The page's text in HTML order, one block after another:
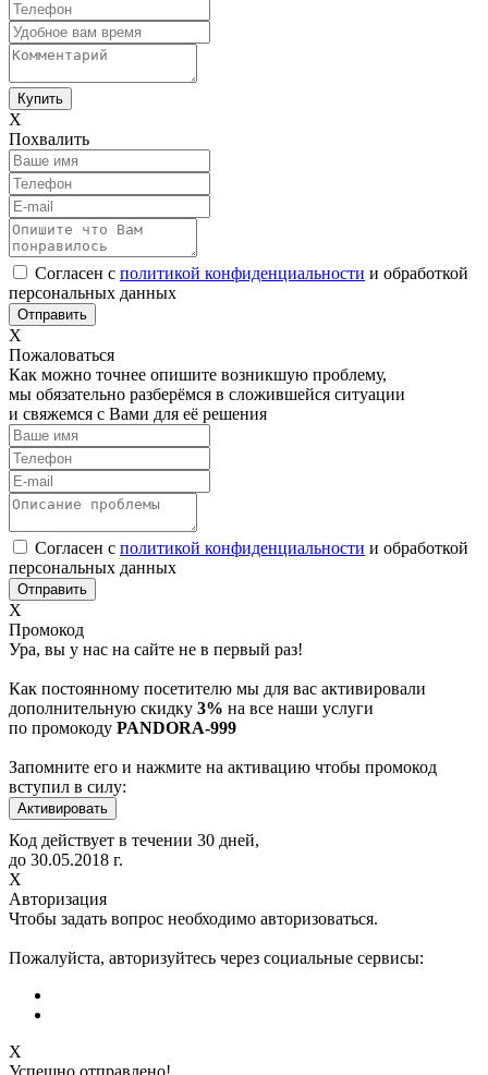
Х
Похвалить
Согласен с политикой конфиденциальности и обработкой
персональных данных
Х
Пожаловаться
Как можно точнее опишите возникшую проблему,
мы обязательно разберёмся в сложившейся ситуации
и свяжемся с Вами для её решения
Согласен с политикой конфиденциальности и обработкой
персональных данных
Х
Промокод
Ура, вы у нас на сайте не в первый раз!
Как постоянному посетителю мы для вас активировали
дополнительную скидку 3% на все наши услуги
по промокоду PANDORA-999
Запомните его и нажмите на активацию чтобы промокод
вступил в силу:
Код действует в течении 30 дней,
до 30.05.2018 г.
Х
Авторизация
Чтобы задать вопрос необходимо авторизоваться.
Пожалуйста, авторизуйтесь через социальные сервисы:
X
Успешно отправлено!